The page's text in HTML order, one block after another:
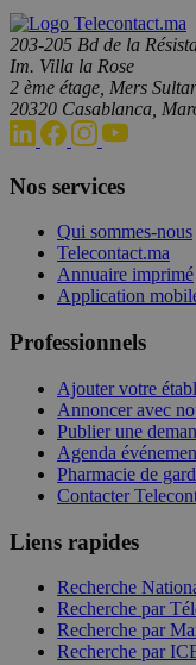
203-205 Bd de la
Im. Villa la Rose
2 ème étage, Mers
20320 Casablanca,
Nos services
Qui sommes-nous
Telecontact.ma
Annuaire imprimé
Application
Professionnels
Ajouter votre
Annoncer avec
Publier une
Agenda
Pharmacie de
Contacter
Liens rapides
Recherche
Recherche par
Recherche par
Recherche par